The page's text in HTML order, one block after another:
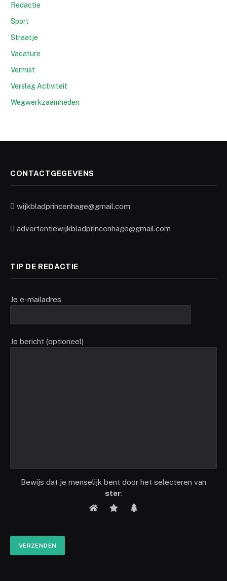
Redactie
Sport
Straatje
Vacature
Vermist
Verslag Activiteit
Wegwerkzaamheden
CONTACTGEGEVENS
wijkbladprincenhage@gmail.com
advertentiewijkbladprincenhage@gmail.com
TIP DE REDACTIE
Je e-mailadres
Je bericht (optioneel)
Bewijs dat je menselijk bent door het selecteren van
ster.